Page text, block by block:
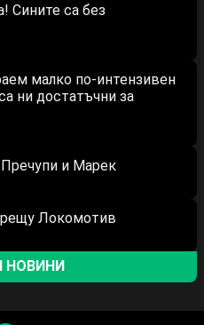
Сините са без
малко по-интензивен
ни достатъчни за
и Марек
Локомотив
НОВИНИ